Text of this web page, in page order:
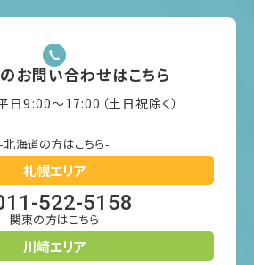
お問い合わせはこちら
9:00〜17:00（土日祝除く）
-北海道の方はこちら-
札幌エリア
522-5158
- 関東の方はこちら -
川崎エリア